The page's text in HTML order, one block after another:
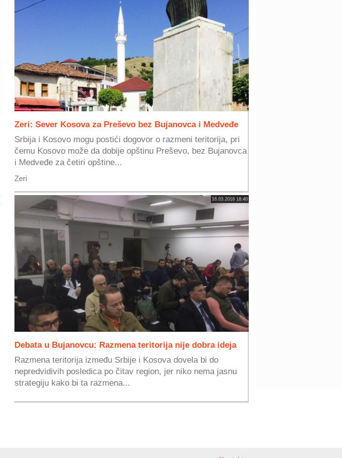
Zeri: Sever Kosova za Preševo bez Bujanovca i Medveđe
Srbija i Kosovo mogu postići dogovor o razmeni teritorija, pri
čemu Kosovo može da dobije opštinu Preševo, bez Bujanovca
i Medveđe za četiri opštine...
Zeri
16.03.2018 18:40
Debata u Bujanovcu: Razmena teritorija nije dobra ideja
Razmena teritorija između Srbije i Kosova dovela bi do
nepredvidivih posledica po čitav region, jer niko nema jasnu
strategiju kako bi ta razmena...